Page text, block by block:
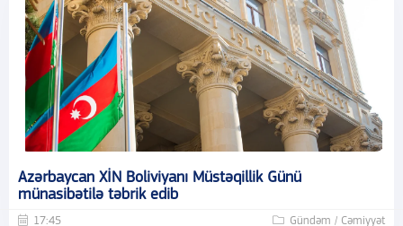
Azərbaycan XİN Boliviyanı Müstəqillik Günü
münasibətilə təbrik edib
17:45 Gündəm / Cəmiyyət